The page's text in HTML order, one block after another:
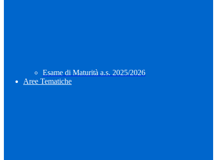
Esame di Maturità a.s. 2025/2026
Aree Tematiche